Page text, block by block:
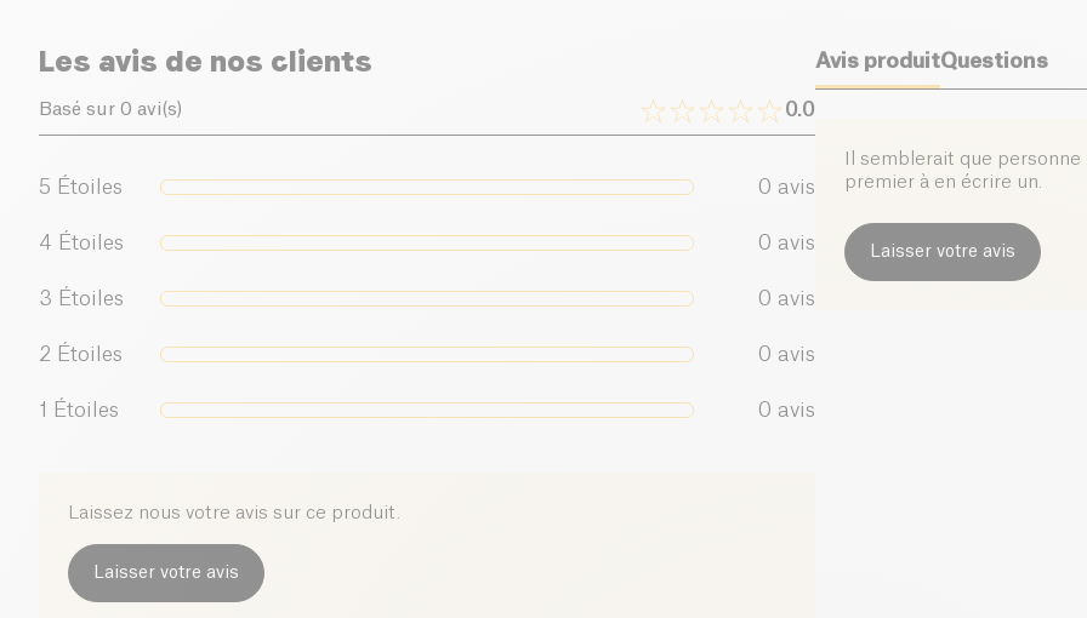
Les avis de nos clients
Basé sur 0 avi(s) 0.0
5 Étoiles 0 avis
4 Étoiles 0 avis
3 Étoiles 0 avis
2 Étoiles 0 avis
1 Étoiles 0 avis
Laissez nous votre avis sur ce produit.
Laisser votre avis
Avis produitQuestions
Il semblerait que
premier à en écrire un.
Laisser votre avis